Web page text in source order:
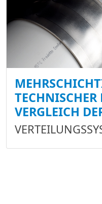
VERGLEICH